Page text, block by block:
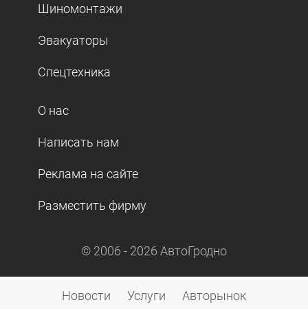
Шиномонтажи
Эвакуаторы
Спецтехника
О нас
Написать нам
Реклама на сайте
Разместить фирму
© 2006 - 2026 АвтоГродно
Новости Услуги Авторынок